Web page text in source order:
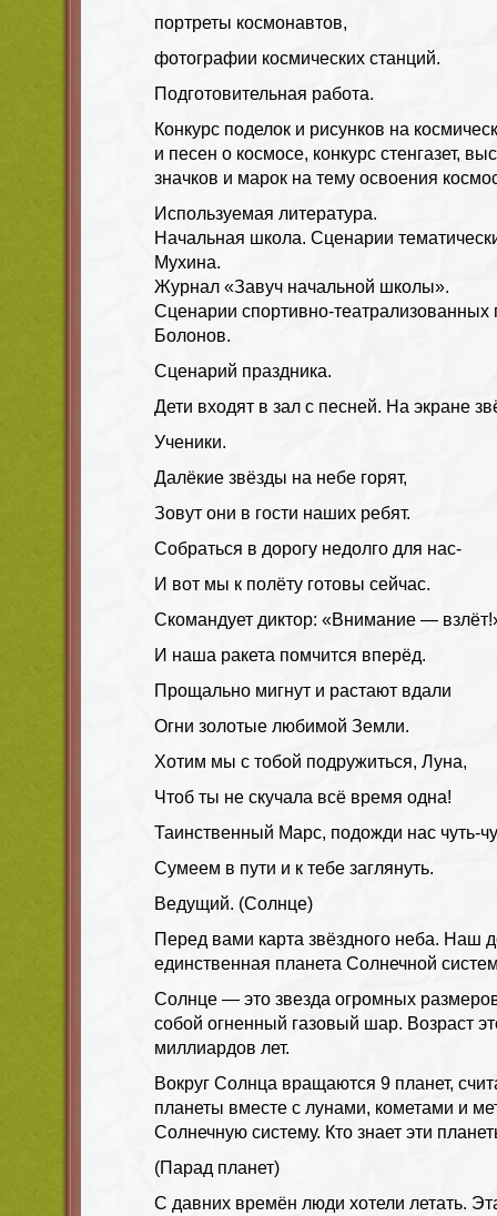
портреты космонавтов,
фотографии космических станций.
Подготовительная работа.
Конкурс поделок и рисунков на
и песен о космосе, конкурс стенгазет,
значков и марок на тему освоения
Используемая литература.
Начальная школа. Сценарии
Мухина.
Журнал «Завуч начальной школы».
Сценарии спортивно-театрализованных
Болонов.
Сценарий праздника.
Дети входят в зал с песней. На экране
Ученики.
Далёкие звёзды на небе горят,
Зовут они в гости наших ребят.
Собраться в дорогу недолго для нас-
И вот мы к полёту готовы сейчас.
Скомандует диктор: «Внимание —
И наша ракета помчится вперёд.
Прощально мигнут и растают вдали
Огни золотые любимой Земли.
Хотим мы с тобой подружиться, Луна,
Чтоб ты не скучала всё время одна!
Таинственный Марс, подожди нас чуть-
Сумеем в пути и к тебе заглянуть.
Ведущий. (Солнце)
Перед вами карта звёздного неба. Наш
единственная планета Солнечной
Солнце — это звезда огромных
собой огненный газовый шар. Возраст
миллиардов лет.
Вокруг Солнца вращаются 9 планет,
планеты вместе с лунами, кометами и
Солнечную систему. Кто знает эти
(Парад планет)
С давних времён люди хотели летать.